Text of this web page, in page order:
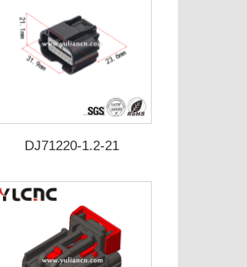
DJ71220-1.2-21